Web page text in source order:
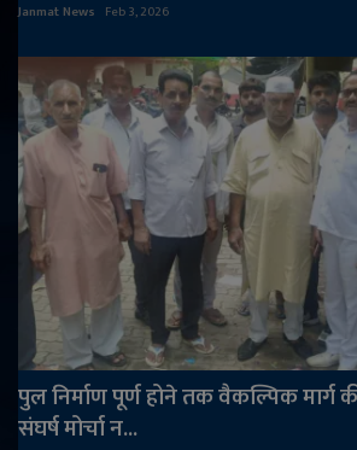
Janmat News Feb 3, 2026
पुल निर्माण पूर्ण होने तक वैकल्पिक
संघर्ष मोर्चा न...